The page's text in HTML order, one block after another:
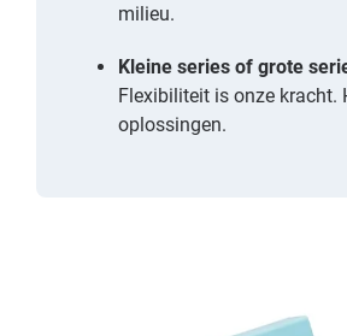
milieu.
Kleine series of grote
Flexibiliteit is onze kracht.
oplossingen.